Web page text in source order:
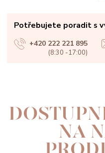
Potřebujete poradit s
+420 222 221 895
(8:30 -17:00)
NA